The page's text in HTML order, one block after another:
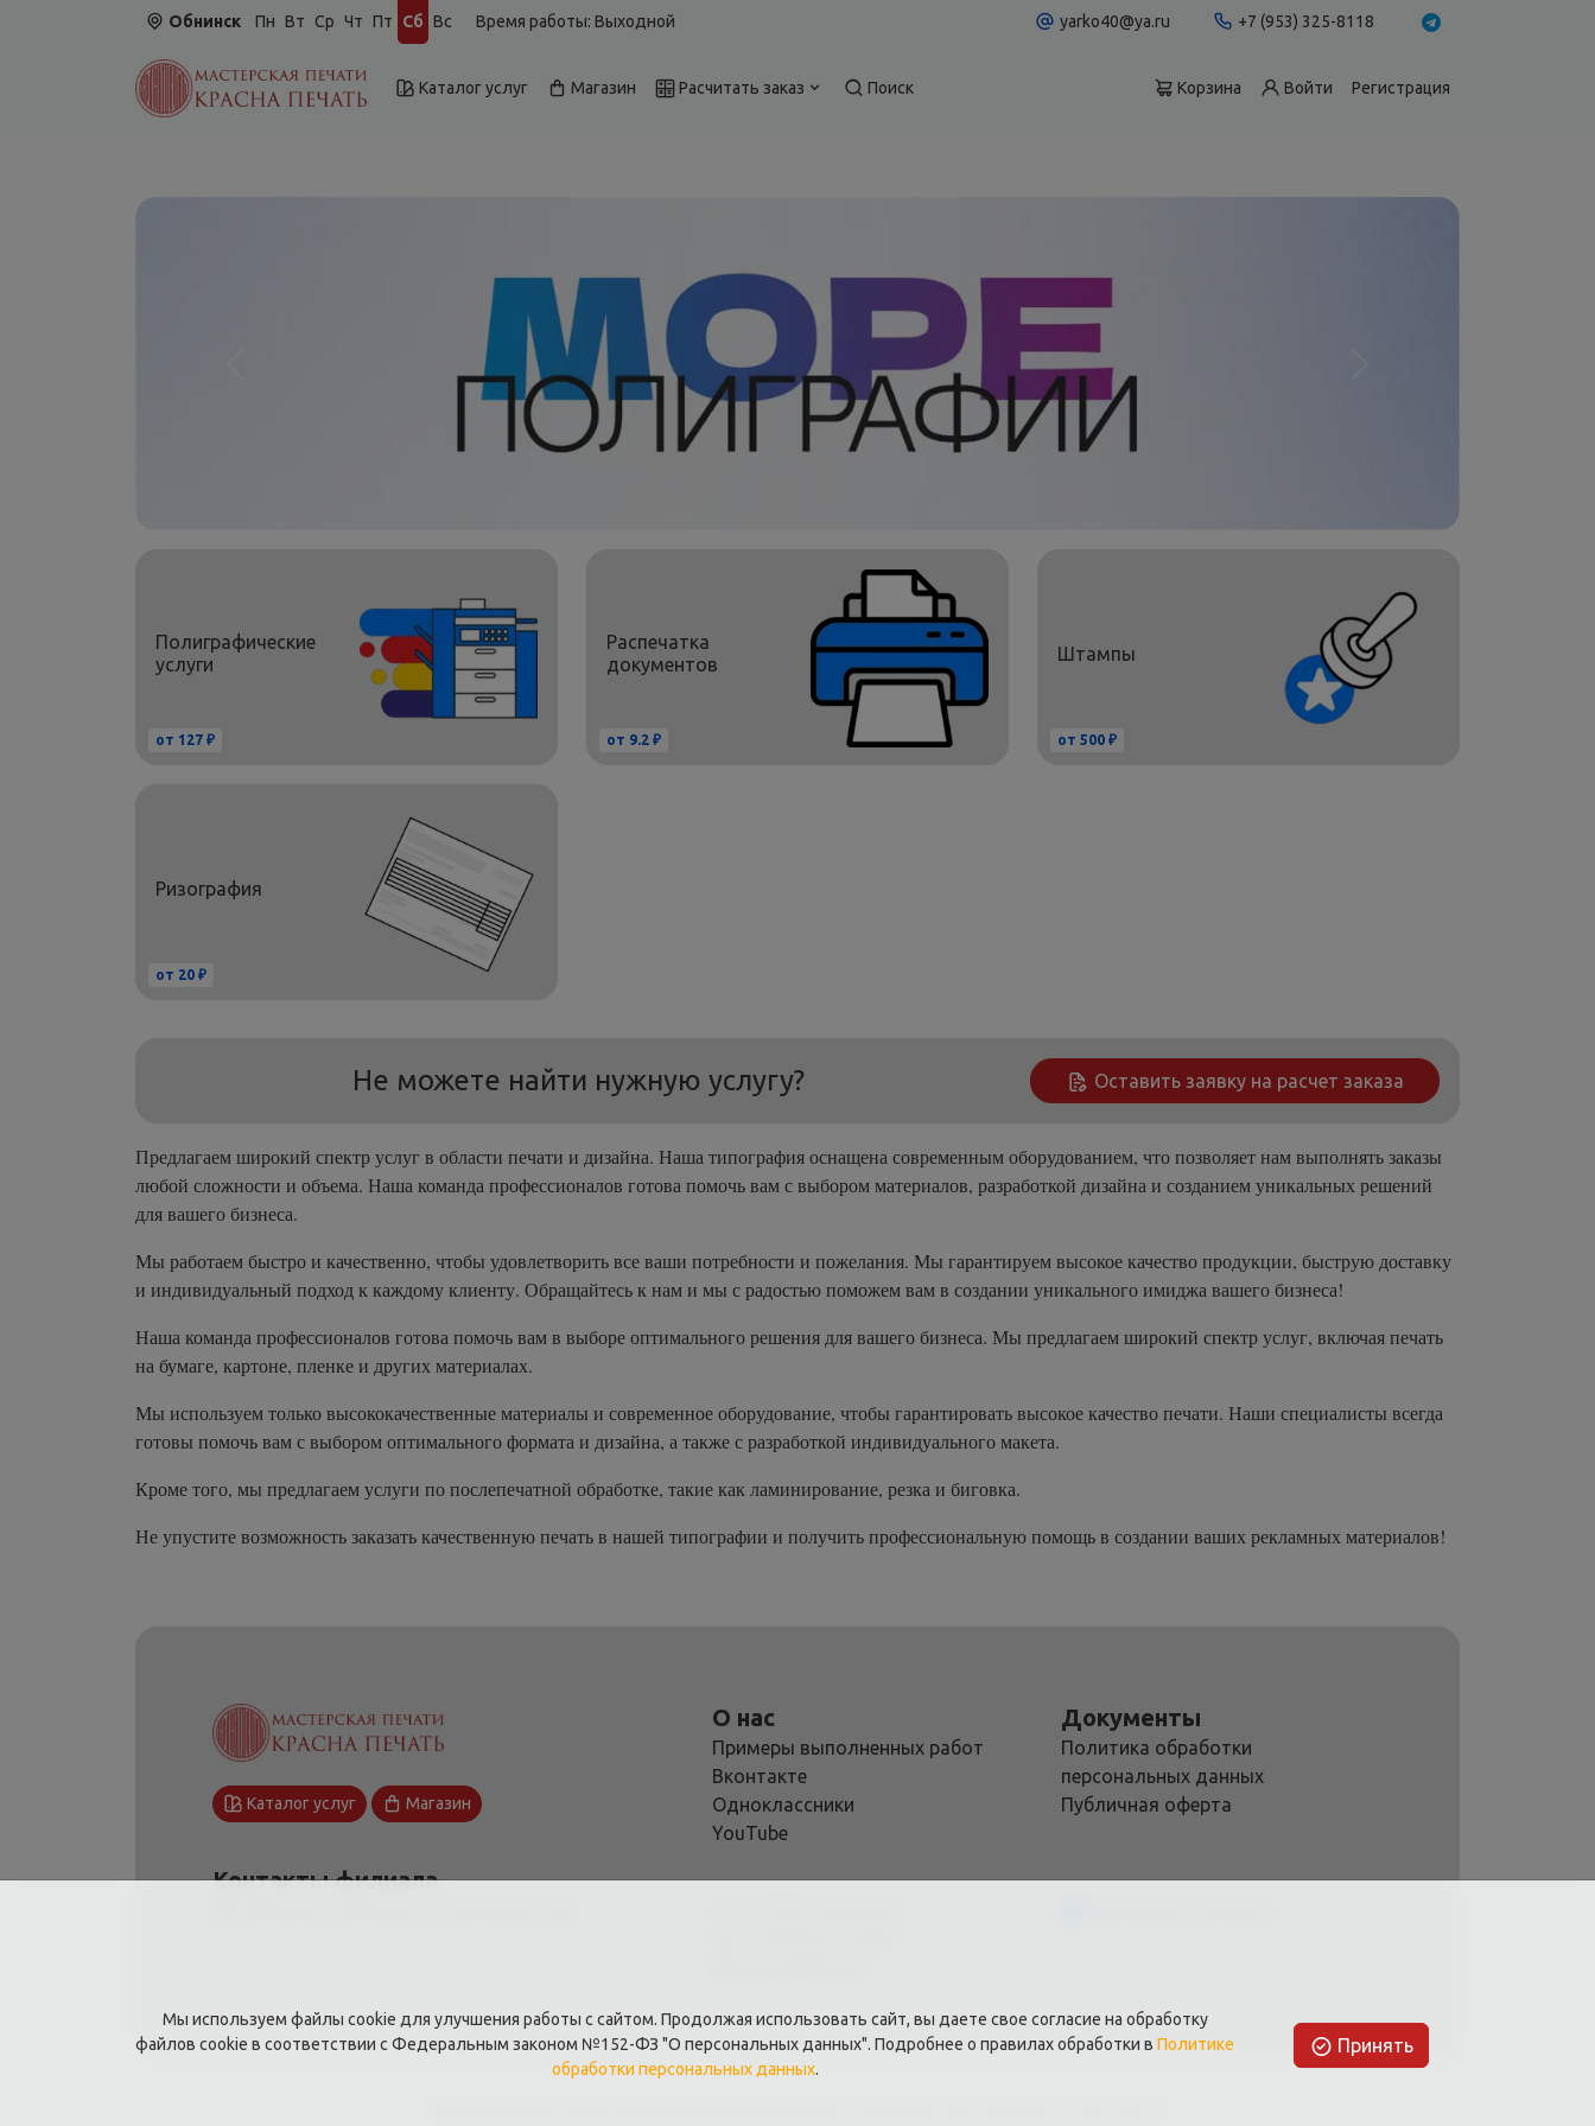
Обнинск Пн Вт Ср Чт Пт Сб Вс Время работы: Выходной yarko40@ya.ru +7 (953) 325-8118
Каталог услуг Магазин Расчитать заказ Поиск Корзина Войти Регистрация
от 127 ₽
Полиграфические
услуги
от 9.2 ₽
Распечатка
документов
от 500 ₽
Штампы
от 20 ₽
Ризография
Не можете найти нужную услугу? Оставить заявку на расчет заказа
Предлагаем широкий спектр услуг в области печати и дизайна. Наша типография оснащена современным оборудованием, что позволяет нам выполнять заказы
любой сложности и объема. Наша команда профессионалов готова помочь вам с выбором материалов, разработкой дизайна и созданием уникальных решений
для вашего бизнеса.
Мы работаем быстро и качественно, чтобы удовлетворить все ваши потребности и пожелания. Мы гарантируем высокое качество продукции, быструю доставку
и индивидуальный подход к каждому клиенту. Обращайтесь к нам и мы с радостью поможем вам в создании уникального имиджа вашего бизнеса!
Наша команда профессионалов готова помочь вам в выборе оптимального решения для вашего бизнеса. Мы предлагаем широкий спектр услуг, включая печать
на бумаге, картоне, пленке и других материалах.
Мы используем только высококачественные материалы и современное оборудование, чтобы гарантировать высокое качество печати. Наши специалисты всегда
готовы помочь вам с выбором оптимального формата и дизайна, а также с разработкой индивидуального макета.
Кроме того, мы предлагаем услуги по послепечатной обработке, такие как ламинирование, резка и биговка.
Не упустите возможность заказать качественную печать в нашей типографии и получить профессиональную помощь в создании ваших рекламных материалов!
Каталог услуг Магазин
О нас
Примеры выполненных работ
Вконтакте
Одноклассники
YouTube
Документы
Политика обработки
персональных данных
Публичная оферта
Контакты филиала
Мы используем файлы cookie для улучшения работы с сайтом. Продолжая использовать сайт, вы даете свое согласие на обработку
файлов cookie в соответствии с Федеральным законом №152-ФЗ "О персональных данных". Подробнее о правилах обработки в Политике
обработки персональных данных.
Принять